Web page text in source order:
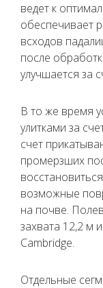
ведет к
обеспечивает
всходов
после
улучшается за
В то же время
улитками за
счет
промерзших
возможные
на почве.
захвата 12,2 м
Cambridge.
Отдельные